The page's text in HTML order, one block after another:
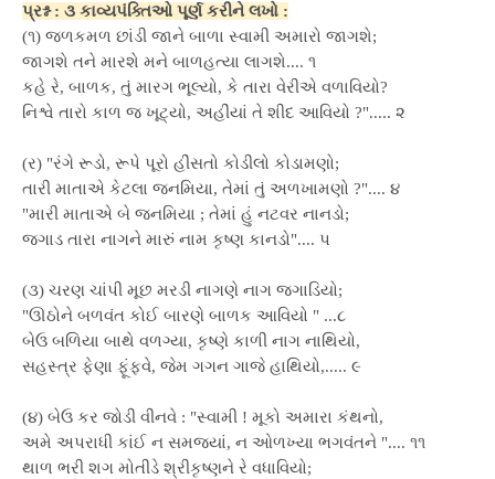
પ્રશ્ન : ૩ કાવ્યપંક્તિઓ પૂર્ણ કરીને લખો :
(૧) જળકમળ છાંડી જાને બાળા સ્વામી અમારો જાગશે;
જાગશે તને મારશે મને બાળહત્યા લાગશે.... ૧
કહે રે, બાળક, તું મારગ ભૂલ્યો, કે તારા વેરીએ વળાવિયો?
નિશ્વે તારો કાળ જ ખૂટ્યો, અહીંયાં તે શીદ આવિયો ?"..... ૨
(ર) "રંગે રૂડો, રૂપે પૂરો હીંસતો કોડીલો કોડામણો;
તારી માતાએ કેટલા જનમિયા, તેમાં તું અળખામણો ?".... ૪
"મારી માતાએ બે જનમિયા ; તેમાં હું નટવર નાનડો;
જગાડ તારા નાગને મારું નામ કૃષ્ણ કાનડો".... પ
(૩) ચરણ ચાંપી મૂછ મરડી નાગણે નાગ જગાડિયો;
"ઊઠોને બળવંત કોઈ બારણે બાળક આવિયો " ...૮
બેઉ બળિયા બાથે વળગ્યા, કૃષ્ણે કાળી નાગ નાથિયો,
સહસ્ત્ર ફેણા ફૂંફવે, જેમ ગગન ગાજે હાથિયો,..... ૯
(૪) બેઉ કર જોડી વીનવે : "સ્વામી ! મૂકો અમારા કંથનો,
અમે અપરાધી કાંઈ ન સમજ્યાં, ન ઓળખ્યા ભગવંતને ".... ૧૧
થાળ ભરી શગ મોતીડે શ્રીકૃષ્ણને રે વધાવિયો;